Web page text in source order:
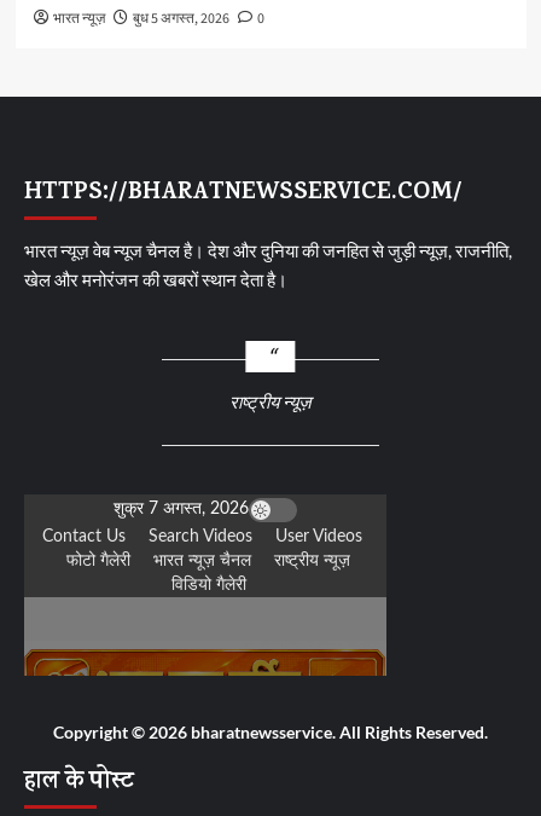
भारत न्यूज़ बुध 5 अगस्त, 2026 0
HTTPS://BHARATNEWSSERVICE.COM/
भारत न्यूज़ वेब न्यूज चैनल है। देश और दुनिया की जनहित से जुड़ी न्यूज़, राजनीति,
खेल और मनोरंजन की खबरों स्थान देता है।
राष्ट्रीय न्यूज़
Copyright © 2026 bharatnewsservice. All Rights Reserved.
हाल के पोस्ट